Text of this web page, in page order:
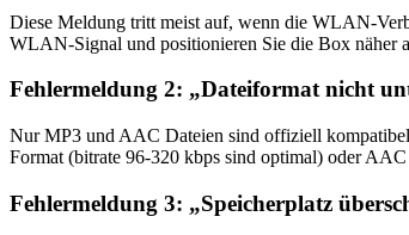
Diese Meldung tritt meist auf, wenn die WLAN-
WLAN-Signal und positionieren Sie die Box näher
Fehlermeldung 2: „Dateiformat nicht
Nur MP3 und AAC Dateien sind offiziell
Format (bitrate 96-320 kbps sind optimal) oder
Fehlermeldung 3: „Speicherplatz